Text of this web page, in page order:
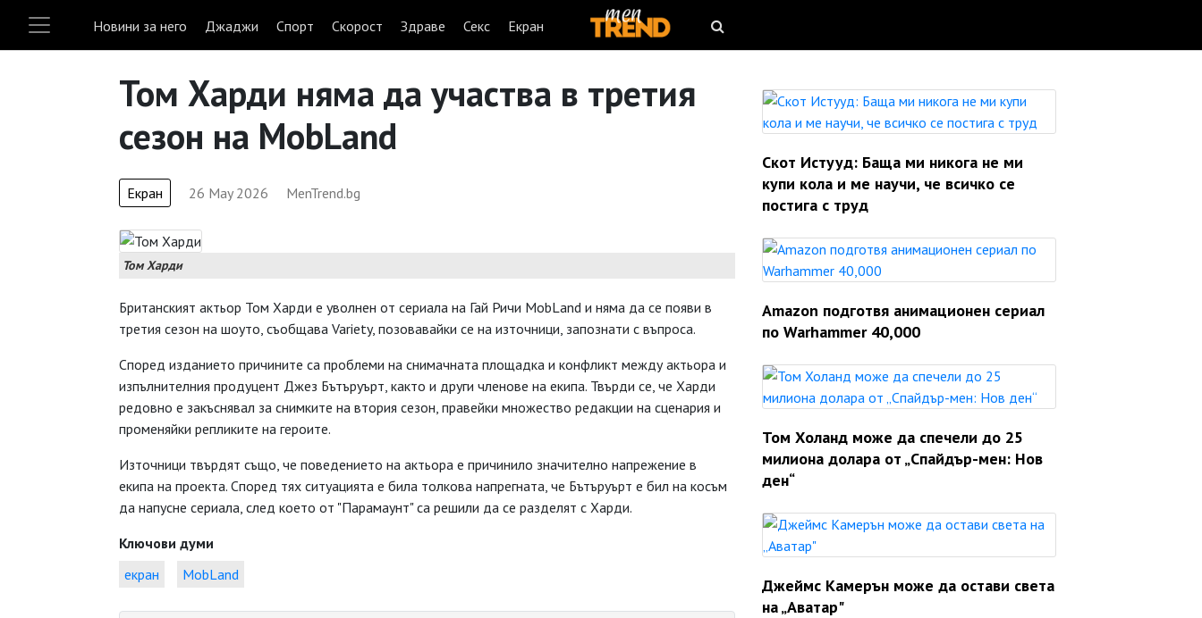
Новини за него Джаджи Спорт Скорост Здраве Секс Екран
Том Харди няма да участва в третия
сезон на MobLand
Екран 26 May 2026 MenTrend.bg
Том Харди
Британският актьор Том Харди е уволнен от сериала на Гай Ричи MobLand и няма да се появи в
третия сезон на шоуто, съобщава Variety, позовавайки се на източници, запознати с въпроса.
Според изданието причините са проблеми на снимачната площадка и конфликт между актьора и
изпълнителния продуцент Джез Бътъруърт, както и други членове на екипа. Твърди се, че Харди
редовно е закъснявал за снимките на втория сезон, правейки множество редакции на сценария и
променяйки репликите на героите.
Източници твърдят също, че поведението на актьора е причинило значително напрежение в
екипа на проекта. Според тях ситуацията е била толкова напрегната, че Бътъруърт е бил на косъм
да напусне сериала, след което от "Парамаунт" са решили да се разделят с Харди.
Ключови думи
екран
MobLand
Скот Истууд: Баща ми никога не ми
купи кола и ме научи, че всичко се
постига с труд
Amazon подготвя анимационен сериал
по Warhammer 40,000
Том Холанд може да спечели до 25
милиона долара от „Спайдър-мен: Нов
ден“
Джеймс Камерън може да остави света
на „Аватар"